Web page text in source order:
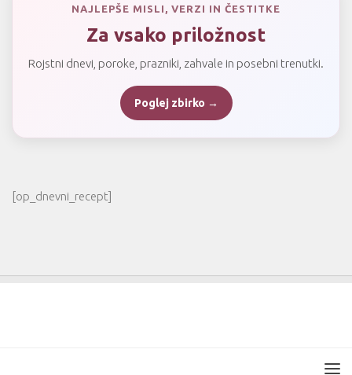
NAJLEPŠE MISLI, VERZI IN ČESTITKE
Za vsako priložnost
Rojstni dnevi, poroke, prazniki, zahvale in posebni trenutki.
Poglej zbirko →
[op_dnevni_recept]